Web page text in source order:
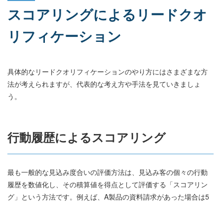
スコアリングによるリードクオ
リフィケーション
具体的なリードクオリフィケーションのやり方にはさまざまな方
法が考えられますが、代表的な考え方や手法を見ていきましょ
う。
行動履歴によるスコアリング
最も一般的な見込み度合いの評価方法は、見込み客の個々の行動
履歴を数値化し、その積算値を得点として評価する「スコアリン
グ」という方法です。例えば、A製品の資料請求があった場合は5